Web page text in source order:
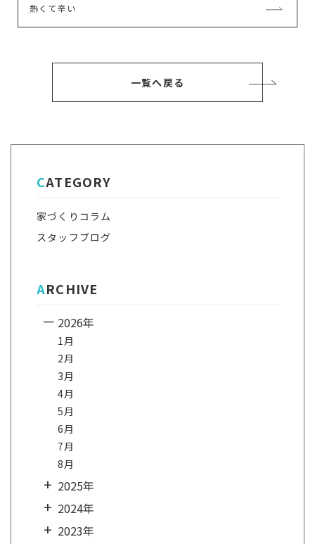
事
次
熱くて辛い
一覧へ戻る
CATEGORY
家づくりコラム
スタッフブログ
ARCHIVE
2026年
1月
2月
3月
4月
5月
6月
7月
8月
2025年
2024年
2023年